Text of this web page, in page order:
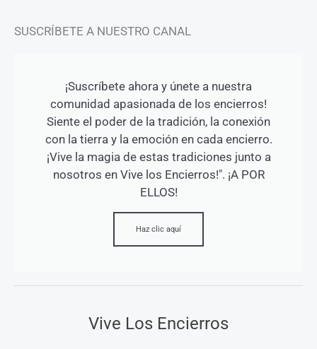
SUSCRÍBETE A NUESTRO CANAL
¡Suscríbete ahora y únete a nuestra
comunidad apasionada de los encierros!
Siente el poder de la tradición, la conexión
con la tierra y la emoción en cada encierro.
¡Vive la magia de estas tradiciones junto a
nosotros en Vive los Encierros!". ¡A POR
ELLOS!
Haz clic aquí
Vive Los Encierros